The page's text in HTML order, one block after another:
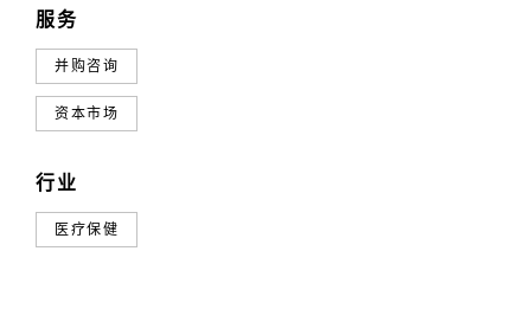
服务
并购咨询
资本市场
行业
医疗保健